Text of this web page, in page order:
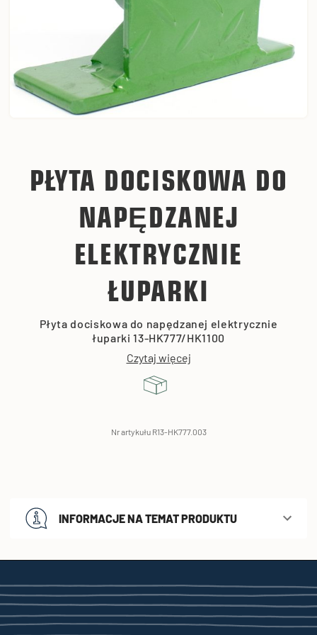
PŁYTA DOCISKOWA DO
NAPĘDZANEJ
ELEKTRYCZNIE
ŁUPARKI
Płyta dociskowa do napędzanej elektrycznie
łuparki 13-HK777/HK1100
Czytaj więcej
Nr artykułu R13-HK777.003
INFORMACJE NA TEMAT PRODUKTU